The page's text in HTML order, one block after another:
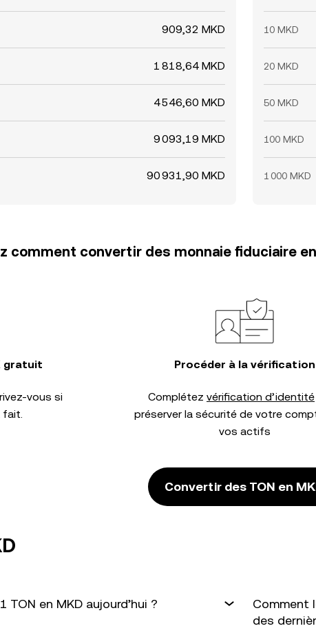
909,32 MKD
1 818,64 MKD
4 546,60 MKD
9 093,19 MKD
90 931,90 MKD
10 MKD
20 MKD
50 MKD
100 MKD
1 000 MKD
comment convertir des monnaie fiduciaire
gratuit
vous si
fait.
Procéder à la vérification
Complétez vérification d’identité
préserver la sécurité de votre
vos actifs
Convertir des TON en
en MKD aujourd’hui ?
Comment
des